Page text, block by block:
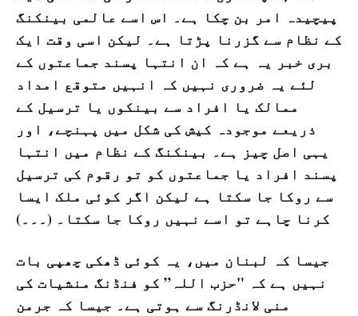
پیچیدہ امر بن چکا ہے۔ اس اسے عالمی بینکنگ
کے نظام سے گزرنا پڑتا ہے۔ لیکن اسی وقت ایک
بری خبر یہ ہے کہ ان انتہا پسند جماعتوں کے
لئے یہ ضروری نہیں کہ انہیں متوقع امداد
ممالک یا افراد سے بینکوں یا ترسیل کے
ذریعے موجودہ کیش کی شکل میں پہنچے، اور
یہی اصل چیز ہے۔ بینکنگ کے نظام میں انتہا
پسند افراد یا جماعتوں کو تو رقوم کی ترسیل
سے روکا جا سکتا ہے لیکن اگر کوئی ملک ایسا
کرنا چاہے تو اسے نہیں روکا جا سکتا۔ (۔۔۔)
جیسا کہ لبنان میں، یہ کوئی ڈھکی چھپی بات
نہیں ہے کہ "حزب اللہ” کو فنڈنگ منشیات کی
منی لانڈرنگ سے ہوتی ہے۔ جیسا کہ جرمن